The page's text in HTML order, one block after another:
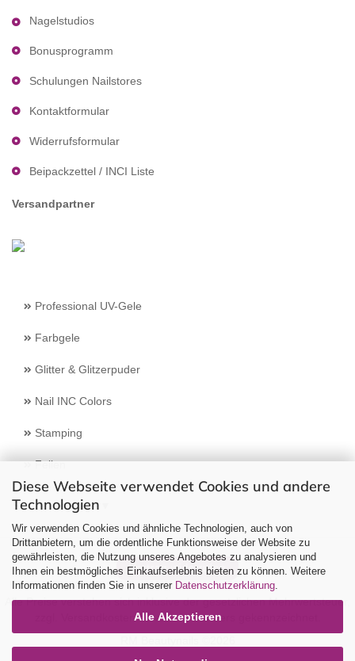
Diese Webseite verwendet Cookies und andere
Technologien
Wir verwenden Cookies und ähnliche Technologien, auch von
Drittanbietern, um die ordentliche Funktionsweise der Website zu
gewährleisten, die Nutzung unseres Angebotes zu analysieren und
Ihnen ein bestmögliches Einkaufserlebnis bieten zu können. Weitere
Informationen finden Sie in unserer Datenschutzerklärung
Alle Akzeptieren
Nagelstudios
Bonusprogramm
Schulungen Nailstores
Kontaktformular
Widerrufsformular
Beipackzettel / INCI Liste
Versandpartner
Professional UV-Gele
Farbgele
Glitter & Glitzerpuder
Nail INC Colors
Stamping
Feilen
Select Language
Vertrag widerrufen
Alle Preise verstehen sich inklusive der gesetzlichen Mehrwertsteuer,
Versandkostensoweit nicht anders gekennzeichnet.